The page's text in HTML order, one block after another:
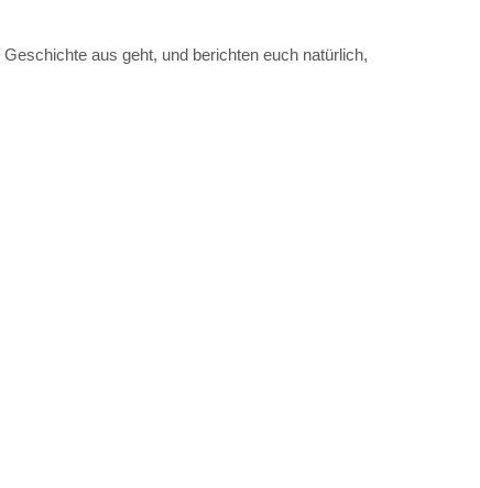
aus geht, und berichten euch natürlich,